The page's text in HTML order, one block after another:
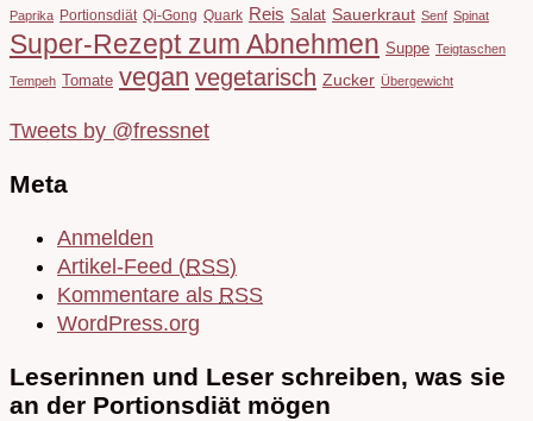
Paprika Portionsdiät Qi-Gong Quark Reis Salat Sauerkraut Senf Spinat
Super-Rezept zum Abnehmen Suppe Teigtaschen
Tempeh Tomate vegan vegetarisch Zucker Übergewicht
Tweets by @fressnet
Meta
Anmelden
Artikel-Feed (RSS)
Kommentare als RSS
WordPress.org
Leserinnen und Leser schreiben, was sie
an der Portionsdiät mögen